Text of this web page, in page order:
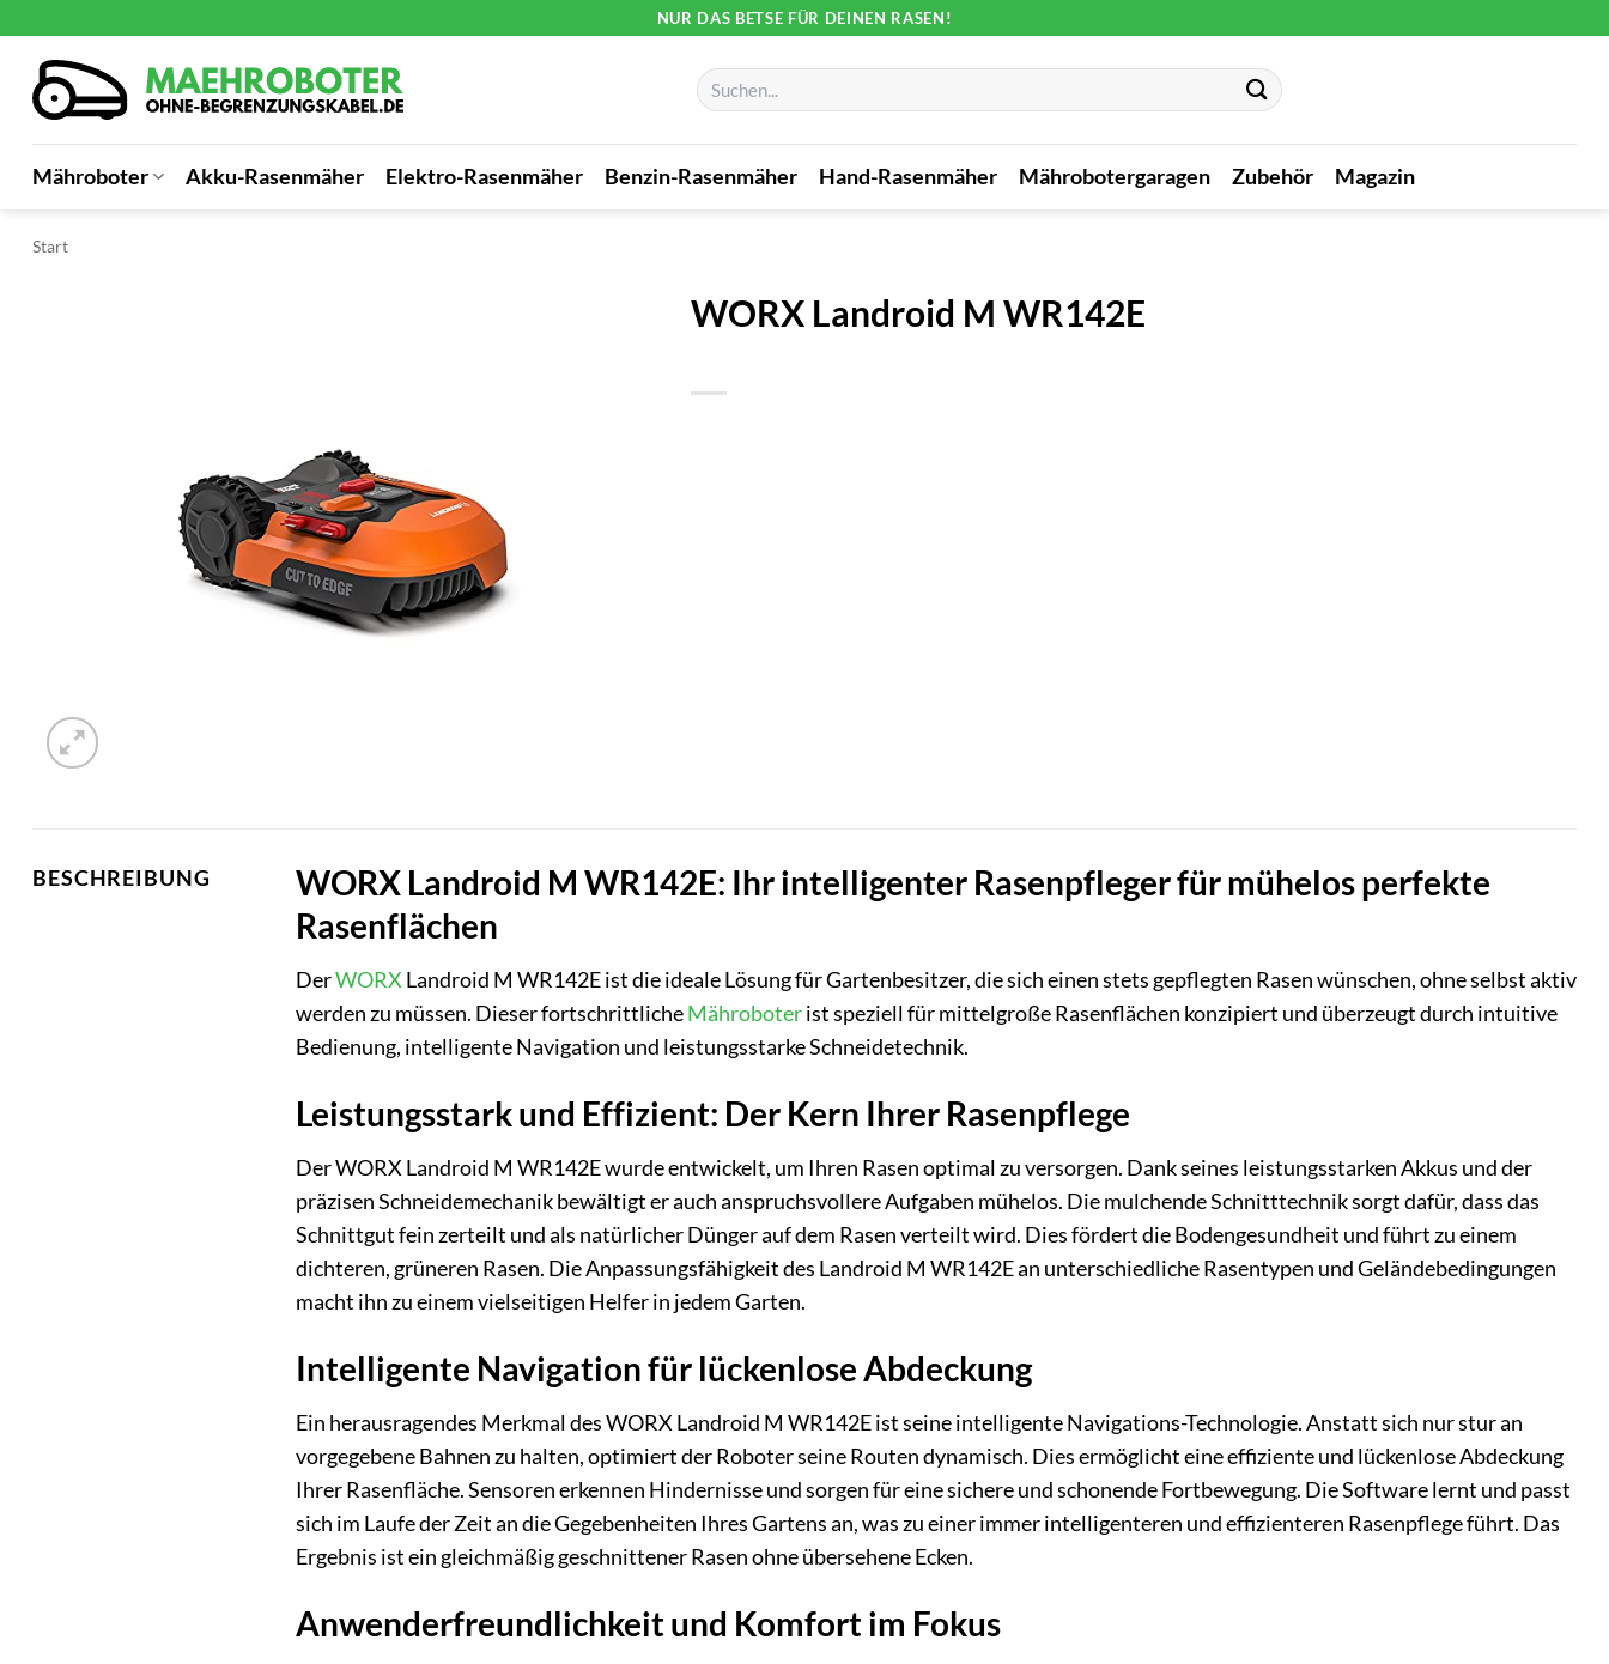
springen
NUR DAS BETSE FÜR DEINEN RASEN!
Suchen
nach:
Mähroboter Akku-Rasenmäher Elektro-Rasenmäher Benzin-Rasenmäher Hand-Rasenmäher Mährobotergaragen Zubehör Magazin
Start
WORX Landroid M WR142E
BESCHREIBUNG
WORX Landroid M WR142E: Ihr intelligenter Rasenpfleger für mühelos perfekte
Rasenflächen
DerWORXLandroid M WR142E ist die ideale Lösung für Gartenbesitzer, die sich einen stets gepflegten Rasen wünschen, ohne selbst aktiv
werden zu müssen. Dieser fortschrittlicheMähroboterist speziell für mittelgroße Rasenflächen konzipiert und überzeugt durch intuitive
Bedienung, intelligente Navigation und leistungsstarke Schneidetechnik.
Leistungsstark und Effizient: Der Kern Ihrer Rasenpflege
Der WORX Landroid M WR142E wurde entwickelt, um Ihren Rasen optimal zu versorgen. Dank seines leistungsstarken Akkus und der
präzisen Schneidemechanik bewältigt er auch anspruchsvollere Aufgaben mühelos. Die mulchende Schnitttechnik sorgt dafür, dass das
Schnittgut fein zerteilt und als natürlicher Dünger auf dem Rasen verteilt wird. Dies fördert die Bodengesundheit und führt zu einem
dichteren, grüneren Rasen. Die Anpassungsfähigkeit des Landroid M WR142E an unterschiedliche Rasentypen und Geländebedingungen
macht ihn zu einem vielseitigen Helfer in jedem Garten.
Intelligente Navigation für lückenlose Abdeckung
Ein herausragendes Merkmal des WORX Landroid M WR142E ist seine intelligente Navigations-Technologie. Anstatt sich nur stur an
vorgegebene Bahnen zu halten, optimiert der Roboter seine Routen dynamisch. Dies ermöglicht eine effiziente und lückenlose Abdeckung
Ihrer Rasenfläche. Sensoren erkennen Hindernisse und sorgen für eine sichere und schonende Fortbewegung. Die Software lernt und passt
sich im Laufe der Zeit an die Gegebenheiten Ihres Gartens an, was zu einer immer intelligenteren und effizienteren Rasenpflege führt. Das
Ergebnis ist ein gleichmäßig geschnittener Rasen ohne übersehene Ecken.
Anwenderfreundlichkeit und Komfort im Fokus